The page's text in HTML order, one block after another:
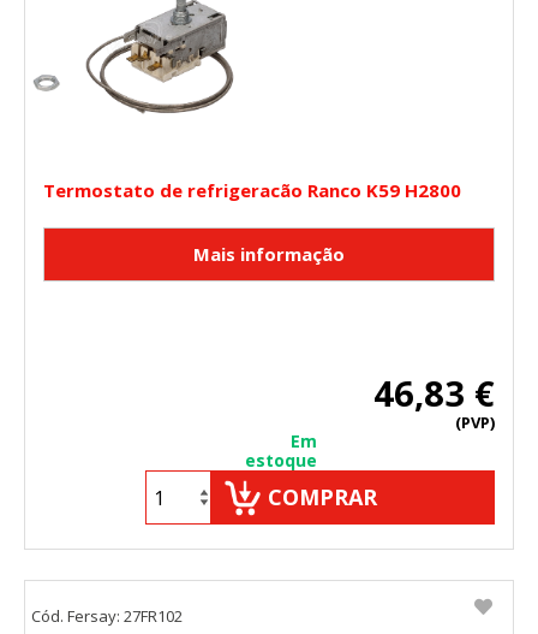
Termostato de refrigeracão Ranco K59 H2800
46,83 €
(PVP)
Em
estoque
COMPRAR
Cód. Fersay: 27FR102